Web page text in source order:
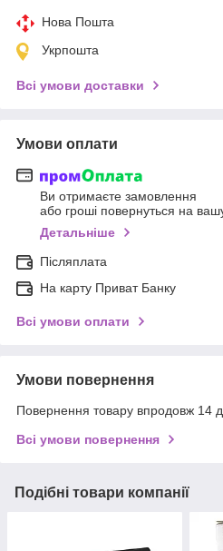
Нова Пошта
Укрпошта
Всі умови доставки
Умови оплати
Ви отримаєте замовлення
або гроші повернуться на
Детальніше
Післяплата
На карту Приват Банку
Всі умови оплати
Умови повернення
Повернення товару впродовж 14
Всі умови повернення
Подібні товари компанії